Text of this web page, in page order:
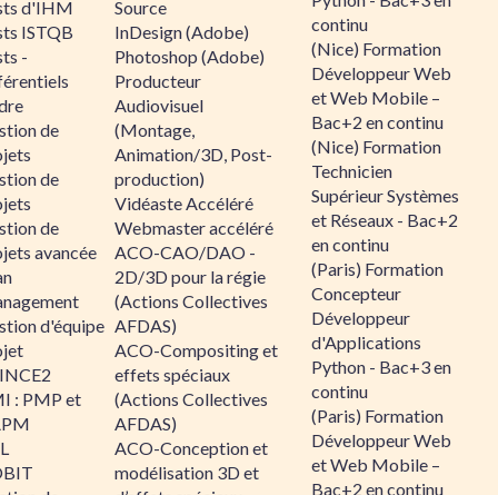
d'IHM
ISTQB
-
de
de
de
avancée
d'équipe
: PMP et
Source
InDesign (Adobe)
Photoshop (Adobe)
Producteur
Audiovisuel
(Montage,
Animation/3D, Post-
production)
Vidéaste Accéléré
Webmaster accéléré
ACO-CAO/DAO -
2D/3D pour la régie
(Actions Collectives
AFDAS)
ACO-Compositing et
effets spéciaux
(Actions Collectives
AFDAS)
ACO-Conception et
modélisation 3D et
continu
(Nice) Formation
Développeur Web
et Web Mobile –
Bac+2 en continu
(Nice) Formation
Technicien
Supérieur Systèmes
et Réseaux - Bac+2
en continu
(Paris) Formation
Concepteur
Développeur
d'Applications
Python - Bac+3 en
continu
(Paris) Formation
Développeur Web
et Web Mobile –
Bac+2 en continu